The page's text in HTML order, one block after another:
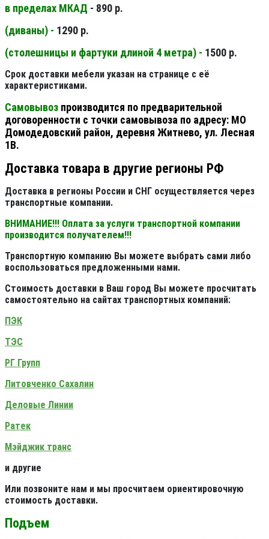
в пределах МКАД - 890 р.
(диваны) - 1290 р.
(столешницы и фартуки длиной 4 метра) - 1500 р.
Срок доставки мебели указан на странице с её
характеристиками.
Самовывоз производится по предварительной
договоренности с точки самовывоза по адресу: МО
Домодедовский район, деревня Житнево, ул. Лесная
1В.
Доставка товара в другие регионы РФ
Доставка в регионы России и СНГ осуществляется через
транспортные компании.
ВНИМАНИЕ!!! Оплата за услуги транспортной компании
производится получателем!!!
Транспортную компанию Вы можете выбрать сами либо
воспользоваться предложенными нами.
Стоимость доставки в Ваш город Вы можете просчитать
самостоятельно на сайтах транспортных компаний:
ПЭК
ТЭС
РГ Групп
Литовченко Сахалин
Деловые Линии
Ратек
Мэйджик транс
и другие
Или позвоните нам и мы просчитаем ориентировочную
стоимость доставки.
Подъем